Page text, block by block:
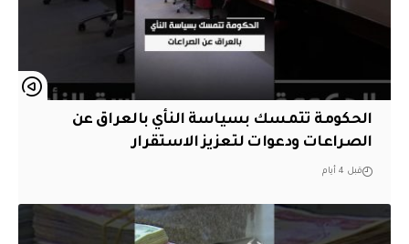
الحكومة تتمسك بسياسة النأي بالعراق عن
الصراعات ودعوات لتعزيز الاستقرار
قبل 4 أيام